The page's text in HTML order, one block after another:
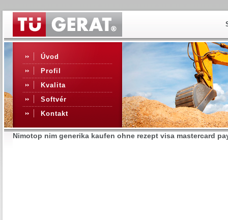
Úvod
Profil
Kvalita
Softvér
Kontakt
Nimotop nim generika kaufen ohne rezept visa mastercard